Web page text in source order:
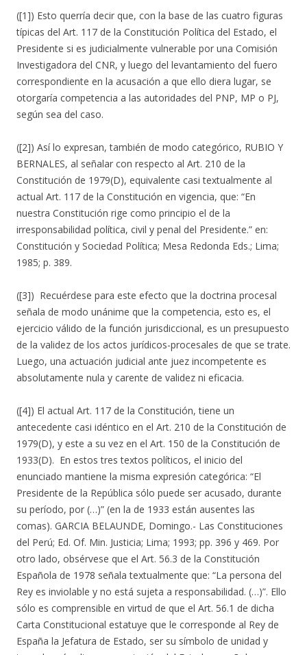
([1]) Esto querría decir que, con la base de las cuatro figuras
típicas del Art. 117 de la Constitución Política del Estado, el
Presidente si es judicialmente vulnerable por una Comisión
Investigadora del CNR, y luego del levantamiento del fuero
correspondiente en la acusación a que ello diera lugar, se
otorgaría competencia a las autoridades del PNP, MP o PJ,
según sea del caso.
([2]) Así lo expresan, también de modo categórico, RUBIO Y
BERNALES, al señalar con respecto al Art. 210 de la
Constitución de 1979(D), equivalente casi textualmente al
actual Art. 117 de la Constitución en vigencia, que: “En
nuestra Constitución rige como principio el de la
irresponsabilidad política, civil y penal del Presidente.” en:
Constitución y Sociedad Política; Mesa Redonda Eds.; Lima;
1985; p. 389.
([3]) Recuérdese para este efecto que la doctrina procesal
señala de modo unánime que la competencia, esto es, el
ejercicio válido de la función jurisdiccional, es un presupuesto
de la validez de los actos jurídicos-procesales de que se trate.
Luego, una actuación judicial ante juez incompetente es
absolutamente nula y carente de validez ni eficacia.
([4]) El actual Art. 117 de la Constitución, tiene un
antecedente casi idéntico en el Art. 210 de la Constitución de
1979(D), y este a su vez en el Art. 150 de la Constitución de
1933(D). En estos tres textos políticos, el inicio del
enunciado mantiene la misma expresión categórica: “El
Presidente de la República sólo puede ser acusado, durante
su período, por (…)” (en la de 1933 están ausentes las
comas). GARCIA BELAUNDE, Domingo.- Las Constituciones
del Perú; Ed. Of. Min. Justicia; Lima; 1993; pp. 396 y 469. Por
otro lado, obsérvese que el Art. 56.3 de la Constitución
Española de 1978 señala textualmente que: “La persona del
Rey es inviolable y no está sujeta a responsabilidad. (…)”. Ello
sólo es comprensible en virtud de que el Art. 56.1 de dicha
Carta Constitucional estatuye que le corresponde al Rey de
España la Jefatura de Estado, ser su símbolo de unidad y